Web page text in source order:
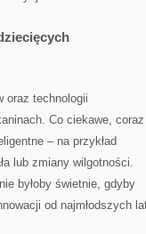
oraz technologii
Co ciekawe, coraz
– na przykład
lub zmiany wilgotności.
byłoby świetnie, gdyby
od najmłodszych